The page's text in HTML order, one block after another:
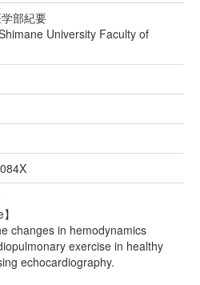
部紀要
University Faculty of
changes in hemodynamics
exercise in healthy
echocardiography.